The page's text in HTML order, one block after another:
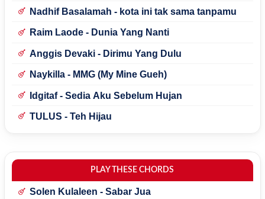
Nadhif Basalamah - kota ini tak sama tanpamu
Raim Laode - Dunia Yang Nanti
Anggis Devaki - Dirimu Yang Dulu
Naykilla - MMG (My Mine Gueh)
Idgitaf - Sedia Aku Sebelum Hujan
TULUS - Teh Hijau
PLAY THESE CHORDS
Solen Kulaleen - Sabar Jua